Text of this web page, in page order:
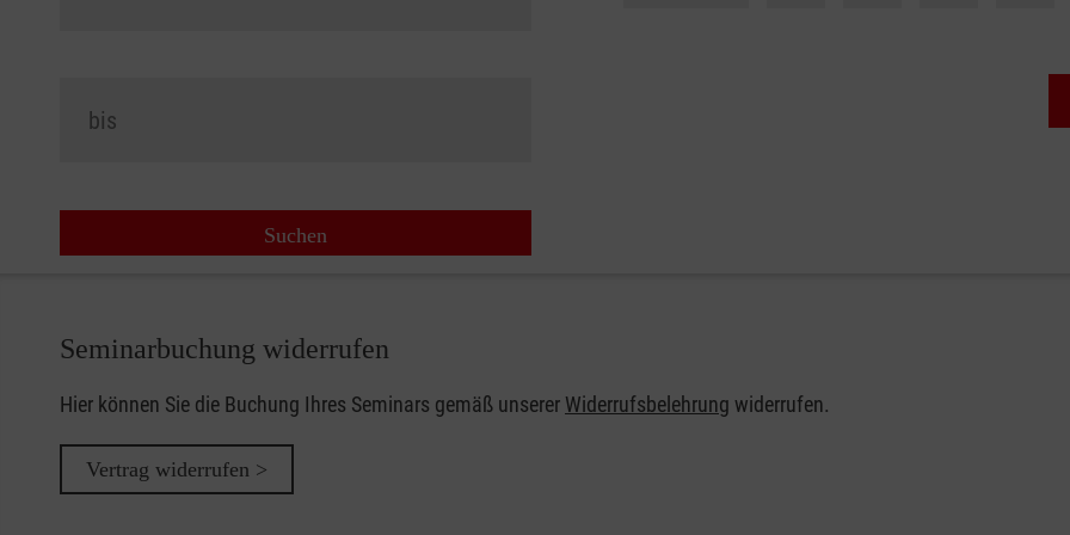
Seminarbuchung widerrufen
Hier können Sie die Buchung Ihres Seminars gemäß unserer Widerrufsbelehrung widerrufen.
Vertrag widerrufen >